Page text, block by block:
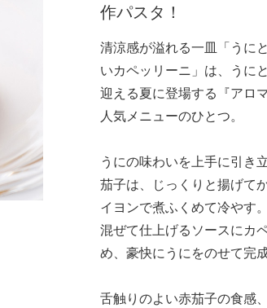
作パスタ！
清涼感が溢れる一皿「うに
いカペッリーニ」は、うに
迎える夏に登場する『アロ
人気メニューのひとつ。
うにの味わいを上手に引き
茄子は、じっくりと揚げて
イヨンで煮ふくめて冷やす
混ぜて仕上げるソースにカ
め、豪快にうにをのせて完成
舌触りのよい赤茄子の食感